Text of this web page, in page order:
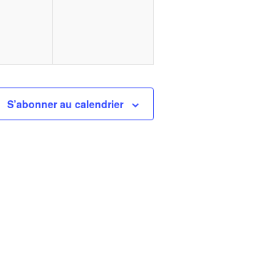
S’abonner au calendrier